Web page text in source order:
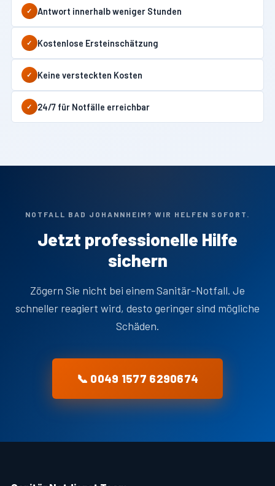
✓ Antwort innerhalb weniger Stunden
✓ Kostenlose Ersteinschätzung
✓ Keine versteckten Kosten
✓ 24/7 für Notfälle erreichbar
NOTFALL BAD JOHANNHEIM? WIR HELFEN SOFORT.
Jetzt professionelle Hilfe
sichern
Zögern Sie nicht bei einem Sanitär-Notfall. Je
schneller reagiert wird, desto geringer sind mögliche
Schäden.
📞 0049 1577 6290674